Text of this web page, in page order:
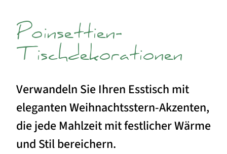
Poinsettien-
Tischdekorationen
Verwandeln Sie Ihren Esstisch mit
eleganten Weihnachtsstern-Akzenten,
die jede Mahlzeit mit festlicher Wärme
und Stil bereichern.